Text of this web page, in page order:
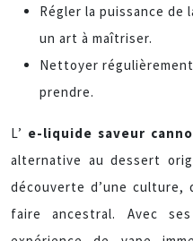
Régler la puissance de
un art à maîtriser.
Nettoyer
prendre.
L’ e-liquide saveur
alternative au dessert
découverte d’une culture,
faire ancestral. Avec